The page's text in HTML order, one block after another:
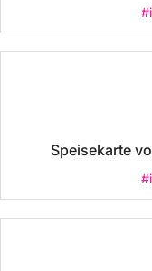
Speisekarte